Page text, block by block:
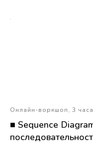
Онлайн-воркшоп, 3 часа
■ Sequence